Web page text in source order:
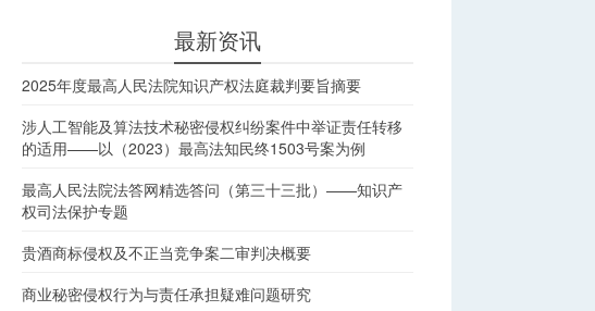
最新资讯
2025年度最高人民法院知识产权法庭裁判要旨摘要
涉人工智能及算法技术秘密侵权纠纷案件中举证责任转移
的适用——以（2023）最高法知民终1503号案为例
最高人民法院法答网精选答问（第三十三批）——知识产
权司法保护专题
贵酒商标侵权及不正当竞争案二审判决概要
商业秘密侵权行为与责任承担疑难问题研究